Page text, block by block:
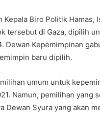
Biro Politik Hamas,
tersebut di Gaza, dipilih
Dewan Kepemimpinan
baru dipilih.
umum untuk
Namun, pemilihan yang
Dewan Syura yang akan